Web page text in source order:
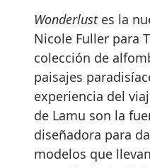
Wonderlustes la
Nicole Fuller para
colección de
paisajes
experiencia del
de Lamu son la
diseñadora para
modelos que